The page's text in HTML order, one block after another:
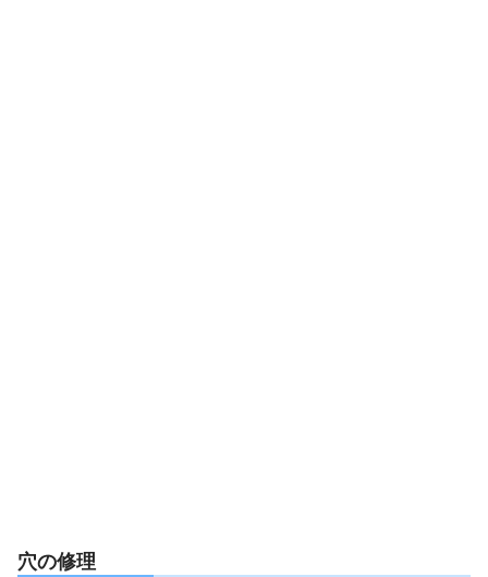
穴の修理